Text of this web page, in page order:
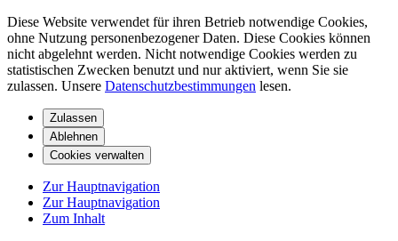
Diese Website verwendet für ihren Betrieb notwendige Cookies,
ohne Nutzung personenbezogener Daten. Diese Cookies können
nicht abgelehnt werden. Nicht notwendige Cookies werden zu
statistischen Zwecken benutzt und nur aktiviert, wenn Sie sie
zulassen. Unsere Datenschutzbestimmungen lesen.
Zulassen
Ablehnen
Cookies verwalten
Zur Hauptnavigation
Zur Hauptnavigation
Zum Inhalt